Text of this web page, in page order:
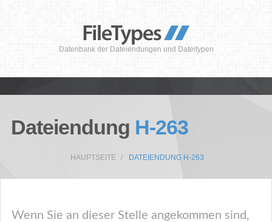
Datenbank der Dateiendungen und Dateitypen
Dateiendung H-263
HAUPTSEITE DATEIENDUNG H-263
Wenn Sie an dieser Stelle angekommen sind,